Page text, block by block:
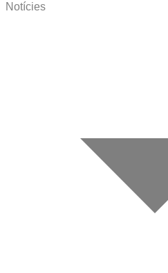
Notícies